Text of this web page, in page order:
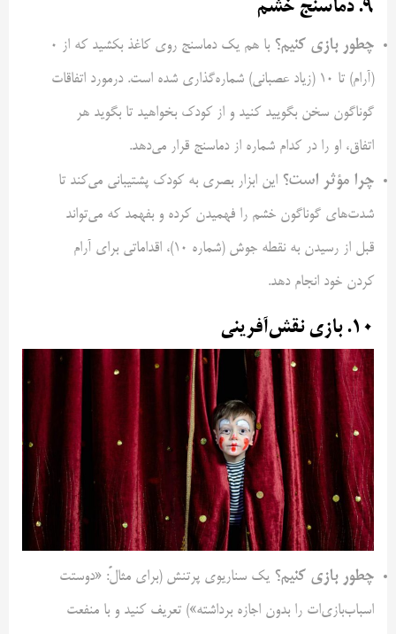
۹. دماسنج خشم
چطور بازی کنیم؟
با هم یک دماسنج روی کاغذ بکشید که از ۰
(آرام) تا ۱۰ (زیاد عصبانی) شماره‌گذاری شده است. درمورد اتفاقات
گوناگون سخن بگویید کنید و از کودک بخواهید تا بگوید هر
اتفاق، او را در کدام شماره از دماسنج قرار می‌دهد.
چرا مؤثر است؟ این ابزار بصری به کودک پشتیبانی می‌کند تا
شدت‌های گوناگون خشم را فهمیدن کرده و بفهمد که می‌تواند
قبل از رسیدن به نقطه جوش (شماره ۱۰)، اقداماتی برای آرام
کردن خود انجام دهد.
۱۰. بازی نقش‌آفرینی
چطور بازی کنیم؟ یک سناریوی پرتنش (برای مثالً: «دوستت
اسباب‌بازی‌ات را بدون اجازه برداشته») تعریف کنید و با منفعت